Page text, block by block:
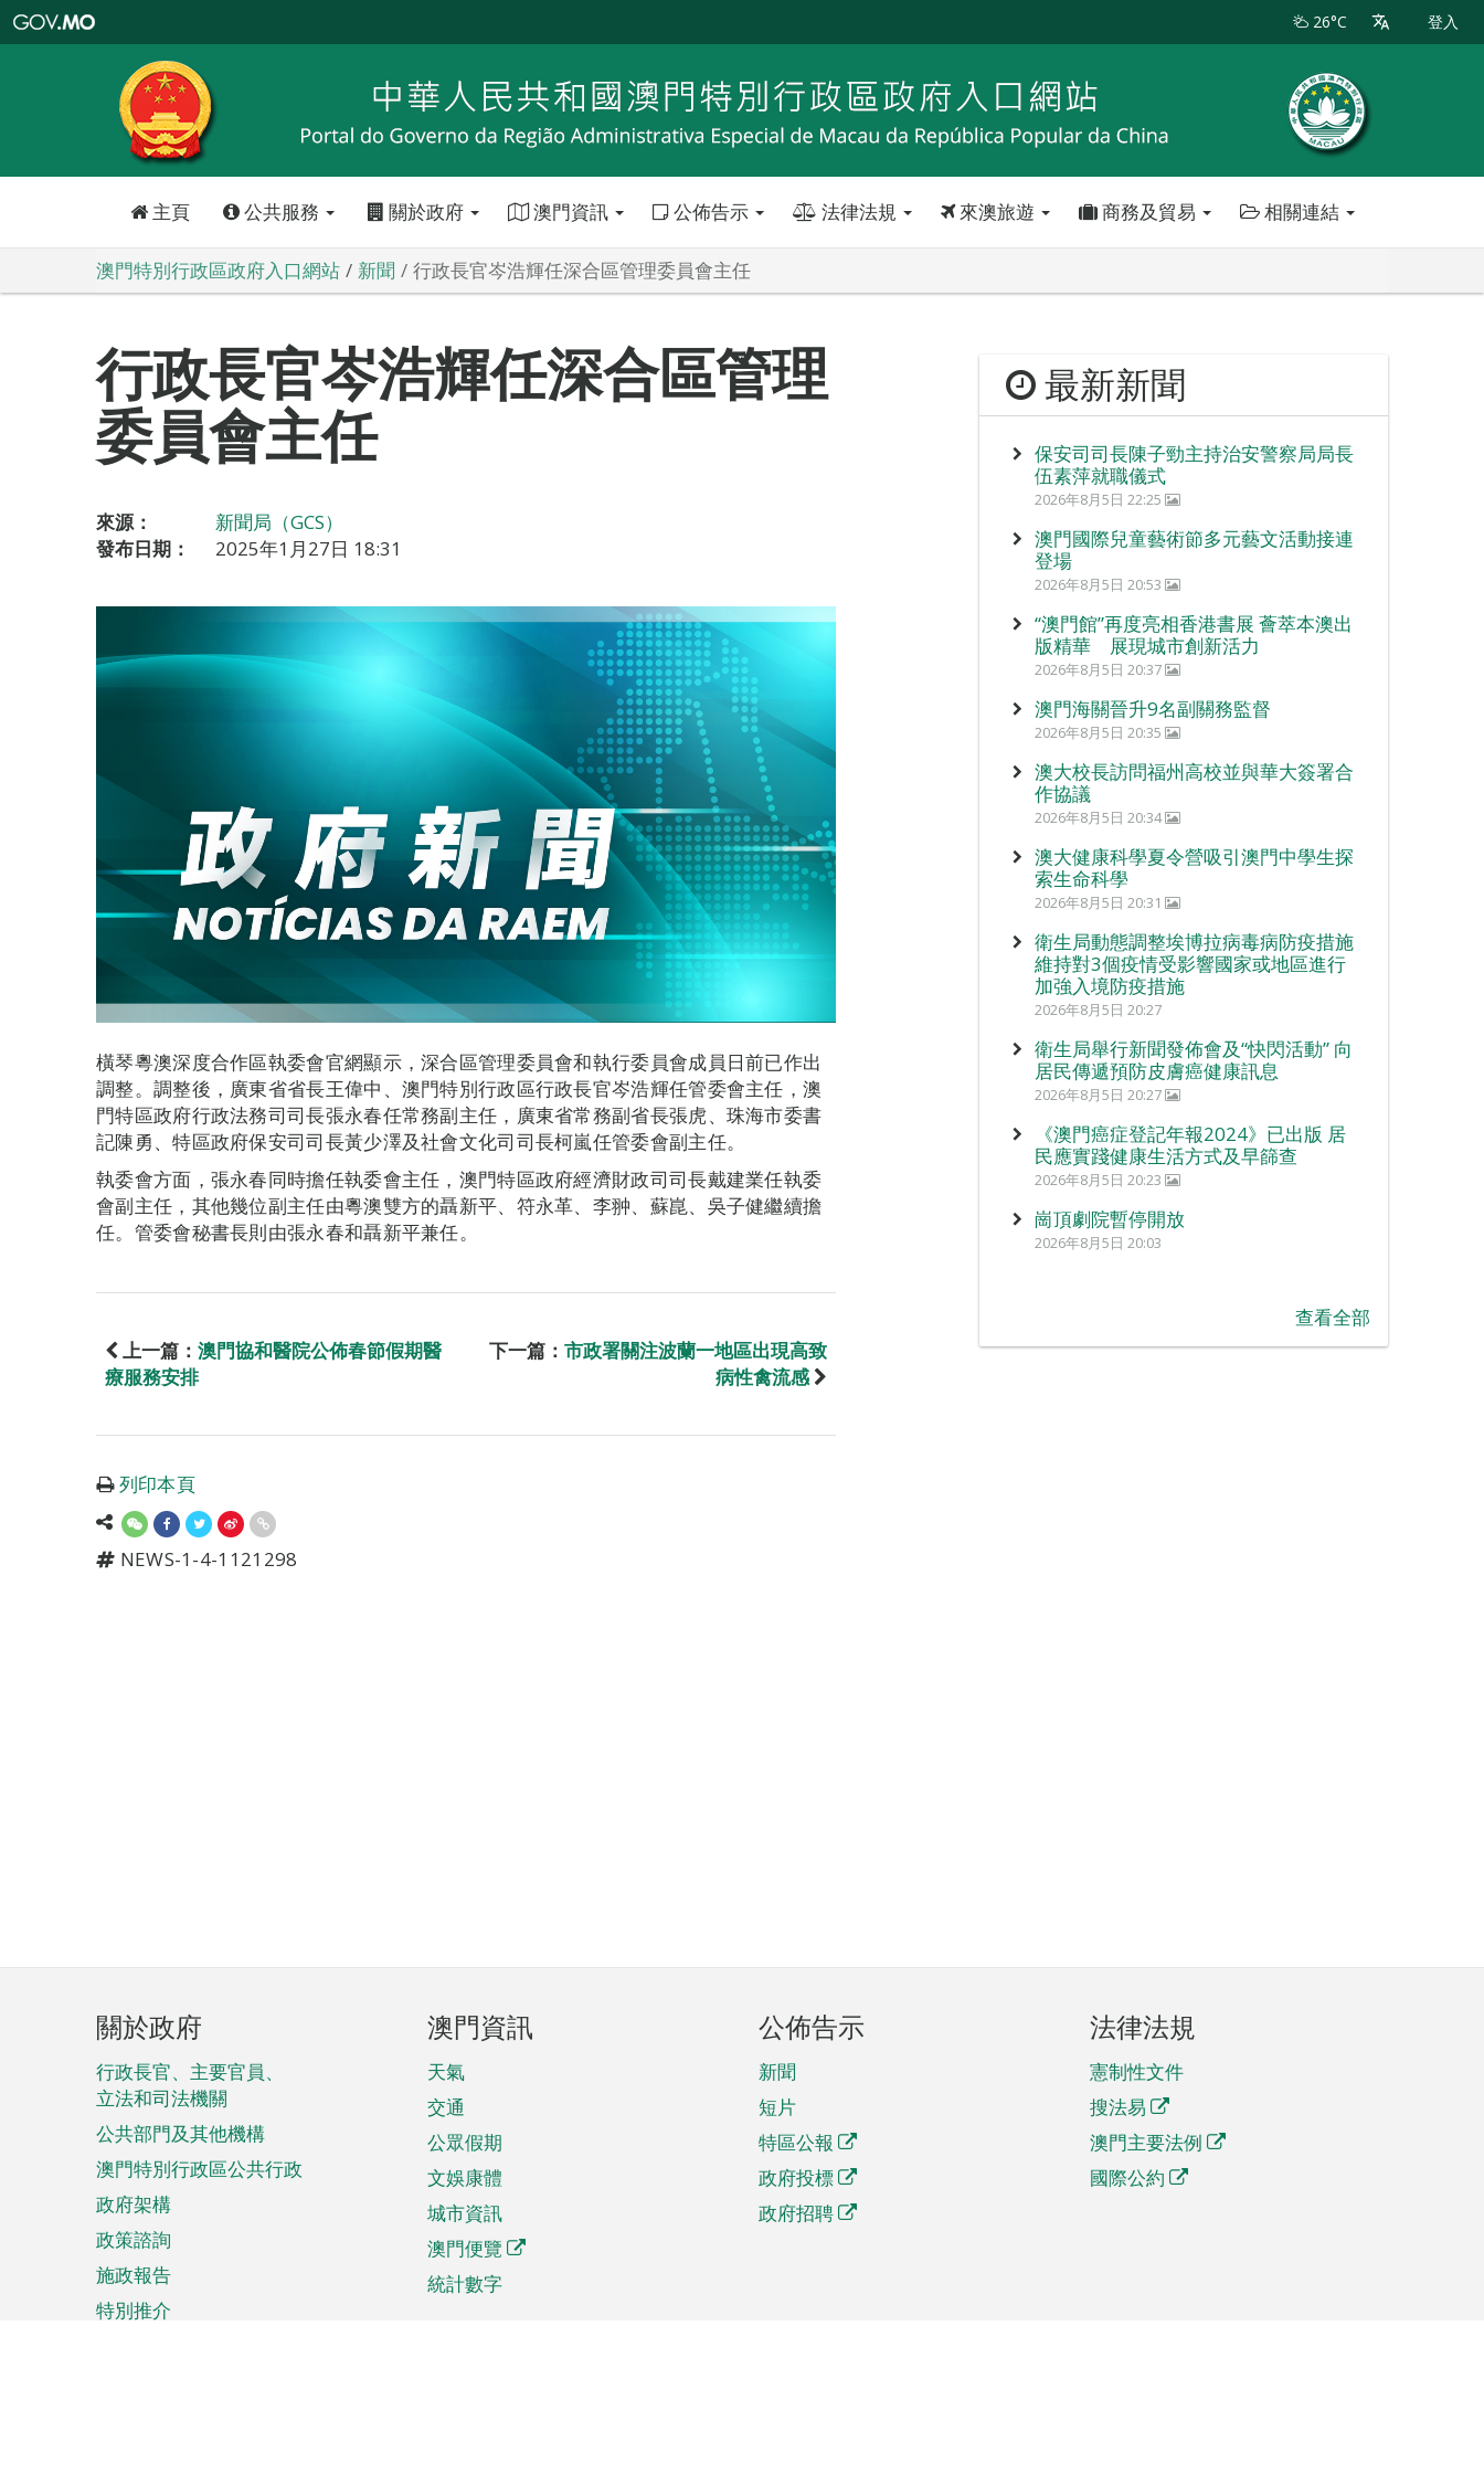
特
政
區
政
口
26°C 登入
主頁 公共服務 關於政府 澳門資訊 公佈告示 法律法規 來澳旅遊 商務及貿易 相關連結
澳門特別行政區政府入口網站 新聞 行政長官岑浩輝任深合區管理委員會主任
行政長官岑浩輝任深合區管理
委員會主任
來源：
新聞局（GCS）
發布日期：
2025年1月27日 18:31
橫琴粵澳深度合作區執委會官網顯示，深合區管理委員會和執行委員會成員日前已作出
調整。調整後，廣東省省長王偉中、澳門特別行政區行政長官岑浩輝任管委會主任，澳
門特區政府行政法務司司長張永春任常務副主任，廣東省常務副省長張虎、珠海市委書
記陳勇、特區政府保安司司長黃少澤及社會文化司司長柯嵐任管委會副主任。
執委會方面，張永春同時擔任執委會主任，澳門特區政府經濟財政司司長戴建業任執委
會副主任，其他幾位副主任由粵澳雙方的聶新平、符永革、李翀、蘇崑、吳子健繼續擔
任。管委會秘書長則由張永春和聶新平兼任。
上一篇： 澳門協和醫院公佈春節假期醫
療服務安排
下一篇： 市政署關注波蘭一地區出現高致
病性禽流感
列印本頁
NEWS-1-4-1121298
最新新聞
保安司司長陳子勁主持治安警察局局長
伍素萍就職儀式
2026年8月5日 22:25
澳門國際兒童藝術節多元藝文活動接連
登場
2026年8月5日 20:53
“澳門館”再度亮相香港書展 薈萃本澳出
版精華 展現城市創新活力
2026年8月5日 20:37
澳門海關晉升9名副關務監督
2026年8月5日 20:35
澳大校長訪問福州高校並與華大簽署合
作協議
2026年8月5日 20:34
澳大健康科學夏令營吸引澳門中學生探
索生命科學
2026年8月5日 20:31
衛生局動態調整埃博拉病毒病防疫措施
維持對3個疫情受影響國家或地區進行
加強入境防疫措施
2026年8月5日 20:27
衛生局舉行新聞發佈會及“快閃活動” 向
居民傳遞預防皮膚癌健康訊息
2026年8月5日 20:27
《澳門癌症登記年報2024》已出版 居
民應實踐健康生活方式及早篩查
2026年8月5日 20:23
崗頂劇院暫停開放
2026年8月5日 20:03
查看全部
頁
腳
菜
單
關於政府
行政長官、主要官員、
立法和司法機關
公共部門及其他機構
澳門特別行政區公共行政
政府架構
政策諮詢
施政報告
特別推介
澳門資訊
天氣
交通
公眾假期
文娛康體
城市資訊
澳門便覽
統計數字
公佈告示
新聞
短片
特區公報
政府投標
政府招聘
法律法規
憲制性文件
搜法易
澳門主要法例
國際公約